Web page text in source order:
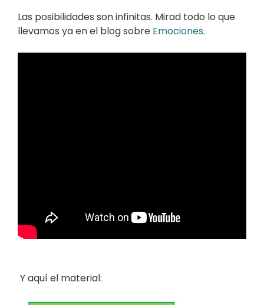
Las posibilidades son infinitas. Mirad todo lo que
llevamos ya en el blog sobre Emociones.
Y aquí el material: